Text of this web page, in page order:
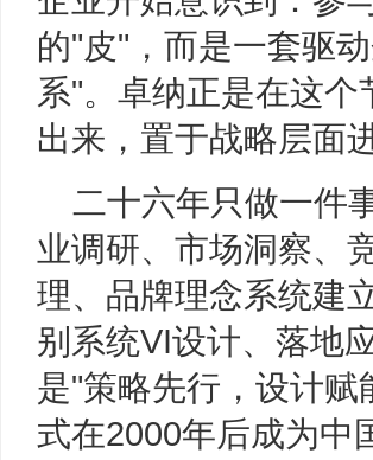
的"皮"，而是一套驱
系"。卓纳正是在这
出来，置于战略层面
二十六年只做一件
业调研、市场洞察、
理、品牌理念系统建
别系统VI设计、落地
是"策略先行，设计
式在2000年后成为中